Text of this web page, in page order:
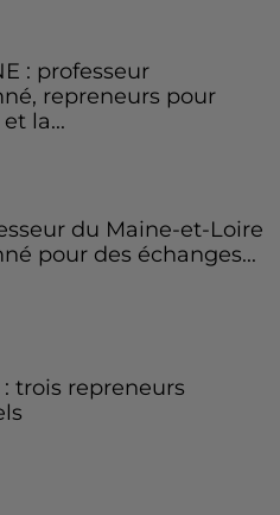
: professeur
repreneurs pour
la...
du Maine-et-Loire
pour des échanges...
trois repreneurs